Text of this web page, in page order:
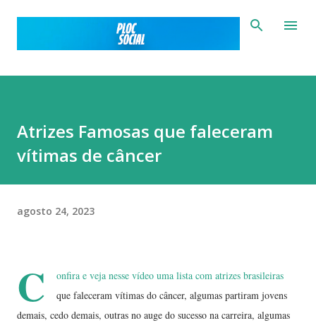
Pular para o conteúdo principal
Atrizes Famosas que faleceram
vítimas de câncer
agosto 24, 2023
C
onfira e veja nesse vídeo uma lista com atrizes brasileiras
que faleceram vítimas do câncer, algumas partiram jovens
demais, cedo demais, outras no auge do sucesso na carreira, algumas